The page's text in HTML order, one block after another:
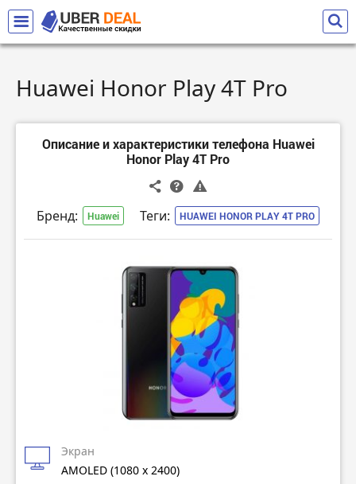
Huawei Honor Play 4T Pro
Описание и характеристики телефона Huawei
Honor Play 4T Pro
Бренд: Huawei Теги: HUAWEI HONOR PLAY 4T PRO
Экран
AMOLED (1080 x 2400)